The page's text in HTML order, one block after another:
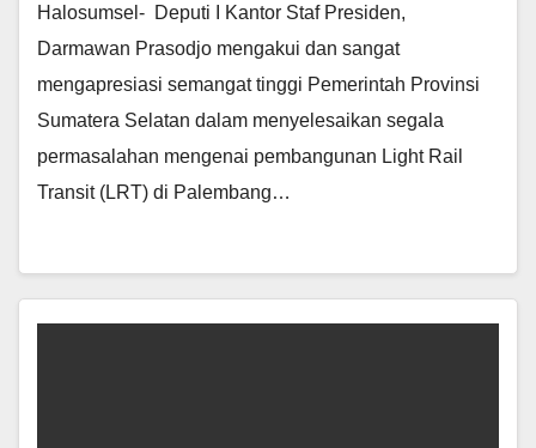
Halosumsel- Deputi I Kantor Staf Presiden,
Darmawan Prasodjo mengakui dan sangat
mengapresiasi semangat tinggi Pemerintah Provinsi
Sumatera Selatan dalam menyelesaikan segala
permasalahan mengenai pembangunan Light Rail
Transit (LRT) di Palembang…